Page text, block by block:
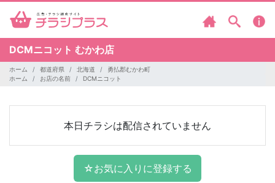
DCMニコット むかわ店
ホーム 都道府県 北海道
勇払郡むかわ町
ホーム
お店の名前 DCMニコット
本日チラシは配信されていません